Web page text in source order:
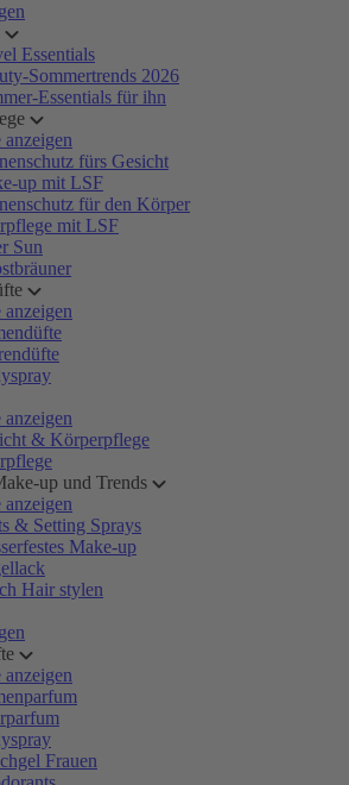
Essentials
Sommertrends 2026
Essentials für ihn
fürs Gesicht
up mit LSF
für den Körper
mit LSF
Sun
& Körperpflege
up und Trends
& Setting Sprays
Make-up
Hair stylen
Frauen